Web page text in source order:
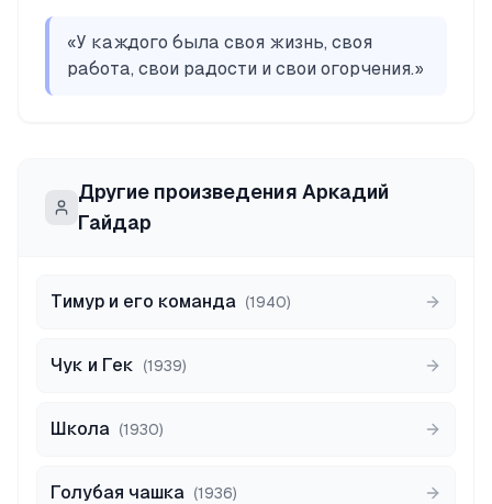
«У каждого была своя жизнь, своя
работа, свои радости и свои огорчения.»
Другие произведения Аркадий
Гайдар
Тимур и его команда (1940)
Чук и Гек (1939)
Школа (1930)
Голубая чашка (1936)